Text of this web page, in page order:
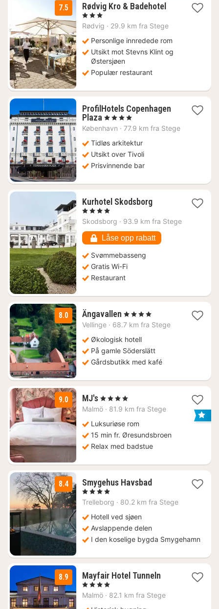
7.5 Rødvig Kro & Badehotel1
fra
kr.
, 3 Stjerner
Rødvig · 29.9 km fra Stege
Personlige innredede rom
Utsikt mot Stevns Klint og
Østersjøen
Populær restaurant
ProfilHotels Copenhagen
Plaza 1
natt
1912
kr.
, 4 Stjerner
København · 77.9 km fra Stege
Tidløs arkitektur
Utsikt over Tivoli
Prisvinnende bar
Kurhotel Skodsborg1
fra
kr.
, 4 Stjerner
Skodsborg · 93.9 km fra Stege
Låse opp rabatt
Svømmebasseng
Gratis Wi-Fi
Restaurant
8.0 Ängavallen 2
netter
1490
kr.
, 4 Stjerner
Vellinge · 68.7 km fra Stege
Økologisk hotell
På gamle Söderslätt
Gårdsbutikk med kafé
9.0 MJ's1
natt
1299
kr.
, 4 Stjerner
Malmö · 81.9 km fra Stege
Luksuriøse rom
15 min fr. Øresundsbroen
Relax med badstue
8.4 Smygehus Havsbad1
fra
, 4 Stjerner
Trelleborg · 80.2 km fra Stege
Hotell ved sjøen
Avslappende delen
I den koselige bygda Smygehamn
8.9 Mayfair Hotel Tunneln1
fra
1028
, 4 Stjerner
Malmö · 82.1 km fra Stege